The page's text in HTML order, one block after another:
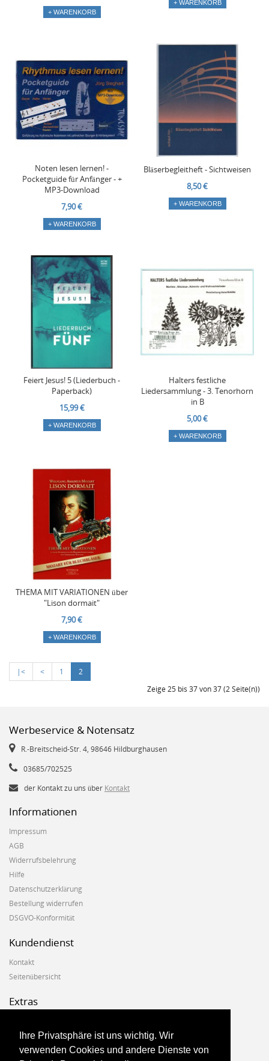
Ihre Privatsphäre ist uns wichtig. Wir
verwenden Cookies und andere Dienste von
+ WARENKORB
+ WARENKORB
Noten lesen lernen! -
Pocketguide für Anfänger - +
MP3-Download
7,90 €
+ WARENKORB
Bläserbegleitheft - Sichtweisen
8,50 €
+ WARENKORB
Feiert Jesus! 5 (Liederbuch -
Paperback)
15,99 €
+ WARENKORB
Halters festliche
Liedersammlung - 3. Tenorhorn
in B
5,00 €
+ WARENKORB
THEMA MIT VARIATIONEN über
"Lison dormait"
7,90 €
+ WARENKORB
|< < 1
2
Zeige 25 bis 37 von 37 (2 Seite(n))
Werbeservice & Notensatz
R.-Breitscheid-Str. 4, 98646 Hildburghausen
03685/702525
der Kontakt zu uns über Kontakt
Informationen
Impressum
AGB
Widerrufsbelehrung
Hilfe
Datenschutzerklärung
Bestellung widerrufen
DSGVO-Konformität
Kundendienst
Kontakt
Seitenübersicht
Extras
Geschenkgutscheine
Angebote